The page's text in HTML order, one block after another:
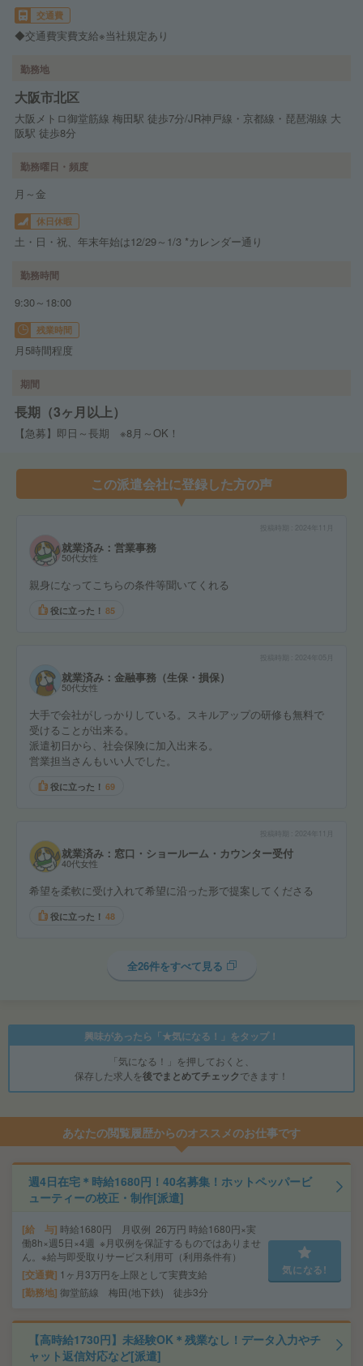
交通費
◆交通費実費支給※当社規定あり
勤務地
大阪市北区
大阪メトロ御堂筋線 梅田駅 徒歩7分/JR神戸線・京都線・琵琶湖線 大
阪駅 徒歩8分
勤務曜日・頻度
月～金
休日休暇
土・日・祝、年末年始は12/29～1/3 *カレンダー通り
勤務時間
9:30～18:00
残業時間
月5時間程度
期間
長期（3ヶ月以上）
【急募】即日～長期 ※8月～OK！
この派遣会社に登録した方の声
2024年11月
就業済み：営業事務
50代女性
親身になってこちらの条件等聞いてくれる
役に立った！ 85
2024年05月
就業済み：金融事務（生保・損保）
50代女性
大手で会社がしっかりしている。スキルアップの研修も無料で
受けることが出来る。
派遣初日から、社会保険に加入出来る。
営業担当さんもいい人でした。
役に立った！ 69
2024年11月
就業済み：窓口・ショールーム・カウンター受付
40代女性
希望を柔軟に受け入れて希望に沿った形で提案してくださる
役に立った！ 48
全26件をすべて見る
興味があったら「★気になる！」をタップ！
「気になる！」を押しておくと、
保存した求人を後でまとめてチェックできます！
あなたの閲覧履歴からのオススメのお仕事です
週4日在宅＊時給1680円！40名募集！ホットペッパービ
ューティーの校正・制作[派遣]
給 与 時給1680円 月収例 26万円 時給1680円×実
働8h×週5日×4週 ※月収例を保証するものではありませ
ん。※給与即受取りサービス利用可（利用条件有）
交通費 1ヶ月3万円を上限として実費支給
勤務地 御堂筋線 梅田(地下鉄) 徒歩3分
気になる!
【高時給1730円】未経験OK＊残業なし！データ入力やチ
ャット返信対応など[派遣]